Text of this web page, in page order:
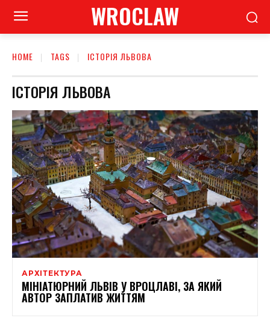
WROCLAW
HOME TAGS ІСТОРІЯ ЛЬВОВА
ІСТОРІЯ ЛЬВОВА
АРХІТЕКТУРА
МІНІАТЮРНИЙ ЛЬВІВ У ВРОЦЛАВІ, ЗА ЯКИЙ
АВТОР ЗАПЛАТИВ ЖИТТЯМ